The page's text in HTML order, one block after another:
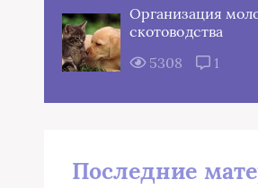
Организация
скотоводства
5308
1
Последние